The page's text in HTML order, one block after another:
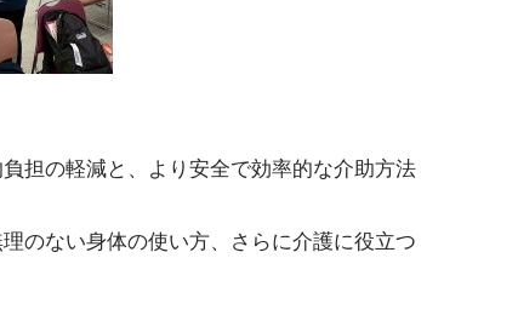
担の軽減と、より安全で効率的な介助方法
のない身体の使い方、さらに介護に役立つ